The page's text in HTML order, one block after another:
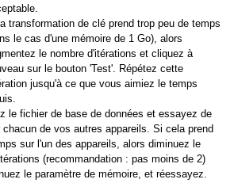
transformation de clé prend trop peu de temps
le cas d'une mémoire de 1 Go), alors
le nombre d'itérations et cliquez à
sur le bouton 'Test'. Répétez cette
jusqu'à ce que vous aimiez le temps
le fichier de base de données et essayez de
chacun de vos autres appareils. Si cela prend
sur l'un des appareils, alors diminuez le
(recommandation : pas moins de 2)
le paramètre de mémoire, et réessayez.